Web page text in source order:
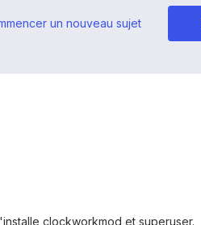
un nouveau sujet
clockworkmod et superuser.